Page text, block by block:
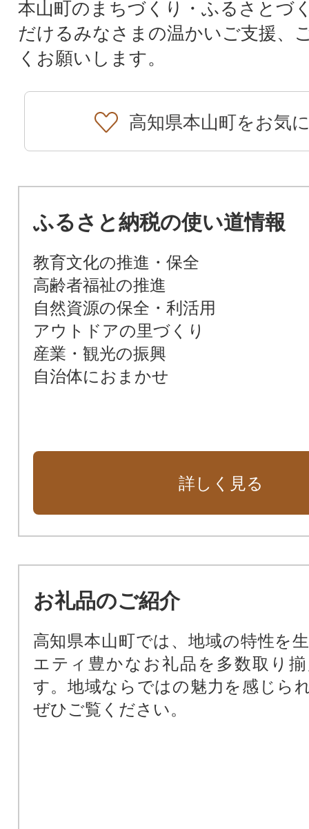
本山町のまちづくり・ふるさとづ
だけるみなさまの温かいご支援、
くお願いします。
高知県本山町をお気
ふるさと納税の使い道情報
教育文化の推進・保全
高齢者福祉の推進
自然資源の保全・利活用
アウトドアの里づくり
産業・観光の振興
自治体におまかせ
詳しく見る
お礼品のご紹介
高知県本山町では、地域の特性を
エティ豊かなお礼品を多数取り
す。地域ならではの魅力を感じら
ぜひご覧ください。